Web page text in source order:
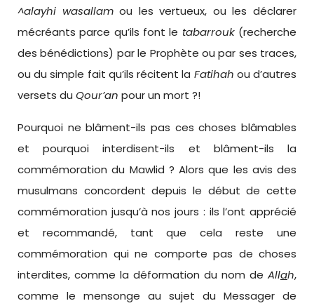
^alayhi wasallamou les vertueux, ou les déclarer
mécréants parce qu’ils font le tabarrouk(recherche
des bénédictions) par le Prophète ou par ses traces,
ou du simple fait qu’ils récitent la Fatihah ou d’autres
versets du Qour’an pour un mort ?!
Pourquoi ne blâment-ils pas ces choses blâmables
et pourquoi interdisent-ils et blâment-ils la
commémoration du Mawlid ? Alors que les avis des
musulmans concordent depuis le début de cette
commémoration jusqu’à nos jours : ils l’ont apprécié
et recommandé, tant que cela reste une
commémoration qui ne comporte pas de choses
interdites, comme la déformation du nom de Allah,
comme le mensonge au sujet du Messager de